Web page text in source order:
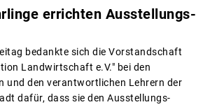
errichten Ausstellungs-
bedankte sich die Vorstandschaft
Landwirtschaft e.V." bei den
und den verantwortlichen Lehrern der
dafür, dass sie den Ausstellungs-